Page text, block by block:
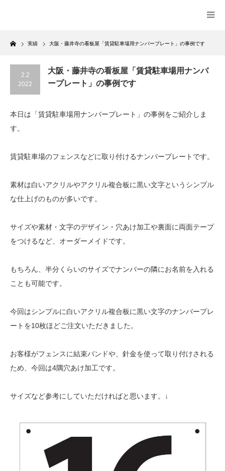
Home
実績 大阪・藤井寺の看板屋「賃貸駐車場用ナンバープレート」の事例です
2.2
2022
大阪・藤井寺の看板屋「賃貸駐車場用ナンバ
ープレート」の事例です
本日は「賃貸駐車場用ナンバープレート」の事例をご紹介しま
す。
賃貸駐車場のフェンスなどに取り付けるナンバープレートです。
素材は白いアクリルやアクリル複合板に黒い文字というシンプル
な仕上げのものが多いです。
サイズや素材・文字のデザイン・穴あけ加工や裏面に両面テープ
をつけるなど、オーダーメイドです。
もちろん、半分くらいのサイズでナンバーの隣にお名前を入れる
ことも可能です。
今回はシンプルに白いアクリル複合板に黒い文字のナンバープレ
ートを10枚ほどご注文いただきました。
お客様がフェンスに結束バンドや、針金を使って取り付けされる
ため、今回は4隅穴あけ加工です。
サイズなど参考にしていただければと思います。↓